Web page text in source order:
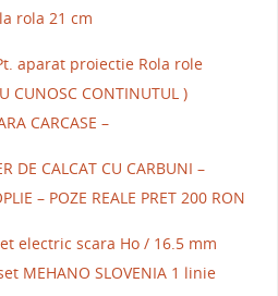
rola 21 cm
aparat proiectie Rola role
CONTINUTUL )
CARCASE –
DE CALCAT CU CARBUNI –
– POZE REALE PRET 200 RON
electric scara Ho / 16.5 mm
MEHANO SLOVENIA 1 linie